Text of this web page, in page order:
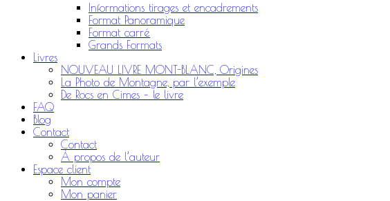
Informations tirages et encadrements
Format Panoramique
Format carré
Grands Formats
Livres
NOUVEAU LIVRE MONT-BLANC, Origines
La Photo de Montagne, par l’exemple
De Rocs en Cimes – le livre
FAQ
Blog
Contact
Contact
À propos de l’auteur
Espace client
Mon compte
Mon panier